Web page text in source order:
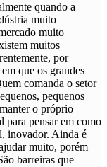
quando a
muito
muito
muitos
por
que os grandes
comanda o setor
pequenos
o próprio
para pensar em como
inovador. Ainda é
muito, porém
barreiras que